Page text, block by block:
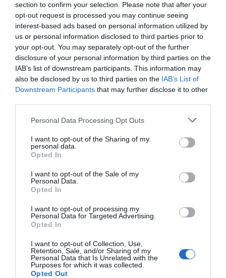
section to confirm your selection. Please note that after your
opt-out request is processed you may continue seeing
interest-based ads based on personal information utilized by
us or personal information disclosed to third parties prior to
your opt-out. You may separately opt-out of the further
disclosure of your personal information by third parties on the
IAB’s list of downstream participants. This information may
also be disclosed by us to third parties on the IAB’s List of
Downstream Participants that may further disclose it to other
Please note that this website/app uses one or more Google
not limited to your visit or usage behaviour. You may click to
grant or deny consent to Google and its third-party tags to
use your data for below specified purposes in below Google
consent section.
Personal Data Processing Opt Outs
I want to opt-out of the Sharing of my
personal data.
Opted In
I want to opt-out of the Sale of my
Personal Data.
Opted In
I want to opt-out of processing my
Personal Data for Targeted Advertising.
Opted In
I want to opt-out of Collection, Use,
Retention, Sale, and/or Sharing of my
Personal Data that Is Unrelated with the
Purposes for which it was collected.
Opted Out
Por fim, o Avista apresenta ainda uma carta
exclusivamente vegetariana, com propostas
independentes pensadas para quem segue uma
alimentação vegetariana. Fagottini di ortaggi com
cogumelos, mil folhas de beterraba e maçã, e
almôndegas gratinadas com funcho, broa de
milho e molho de tomate, são algumas das opções
disponíveis numa carta composta por entradas,
sopas e saladas, várias opções de pratos principais
e sobremesas.
O Avista está aberto em horário alargado, além de
almoço e jantar prepara também petiscos,
cocktails e o famoso chá da tarde, ideal para esta
época. O chá da tarde completo (25€ p/pax) inclui
iguarias como pão blini com salmão fumado,
roulade de camarão, sandes com presunto de
parma, mini pastelaria caseira e variada, scones e
compotas e muito mais.